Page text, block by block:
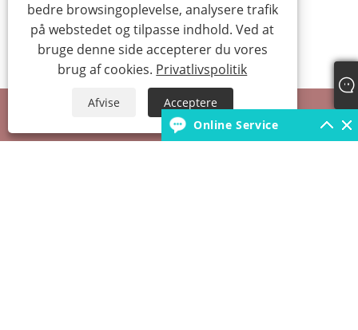
bedre browsingoplevelse, analysere trafik
på webstedet og tilpasse indhold. Ved at
bruge denne side accepterer du vores
brug af cookies. Privatlivspolitik
Afvise
Acceptere
Online Service